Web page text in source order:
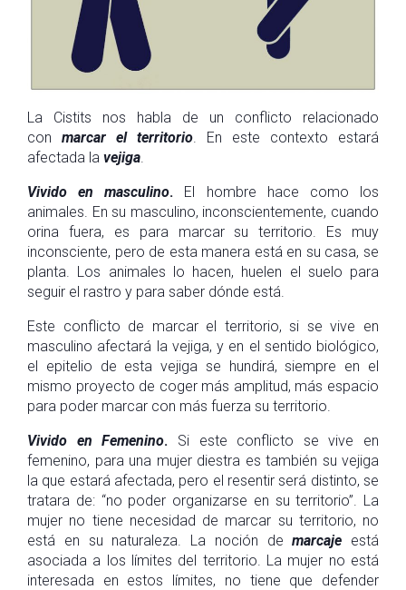
La Cistits nos habla de un conflicto relacionado
con marcar el territorio. En este contexto estará
afectada la vejiga.
Vivido en masculino. El hombre hace como los
animales. En su masculino, inconscientemente, cuando
orina fuera, es para marcar su territorio. Es muy
inconsciente, pero de esta manera está en su casa, se
planta. Los animales lo hacen, huelen el suelo para
seguir el rastro y para saber dónde está.
Este conflicto de marcar el territorio, si se vive en
masculino afectará la vejiga, y en el sentido biológico,
el epitelio de esta vejiga se hundirá, siempre en el
mismo proyecto de coger más amplitud, más espacio
para poder marcar con más fuerza su territorio.
Vivido en Femenino. Si este conflicto se vive en
femenino, para una mujer diestra es también su vejiga
la que estará afectada, pero el resentir será distinto, se
tratara de: “no poder organizarse en su territorio”. La
mujer no tiene necesidad de marcar su territorio, no
está en su naturaleza. La noción demarcaje está
asociada a los límites del territorio. La mujer no está
interesada en estos límites, no tiene que defender